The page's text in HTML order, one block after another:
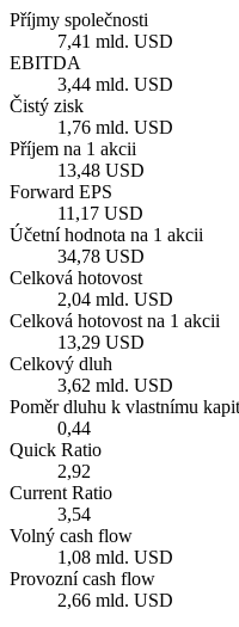
Příjmy společnosti
7,41 mld. USD
EBITDA
3,44 mld. USD
Čistý zisk
1,76 mld. USD
Příjem na 1 akcii
13,48 USD
Forward EPS
11,17 USD
Účetní hodnota na 1 akcii
34,78 USD
Celková hotovost
2,04 mld. USD
Celková hotovost na 1 akcii
13,29 USD
Celkový dluh
3,62 mld. USD
Poměr dluhu k vlastnímu
0,44
Quick Ratio
2,92
Current Ratio
3,54
Volný cash flow
1,08 mld. USD
Provozní cash flow
2,66 mld. USD